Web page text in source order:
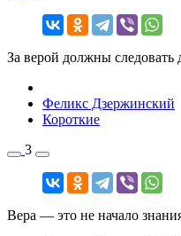
За верой должны следовать
Феликс Дзержинский
Короткие
3
Вера — это не начало